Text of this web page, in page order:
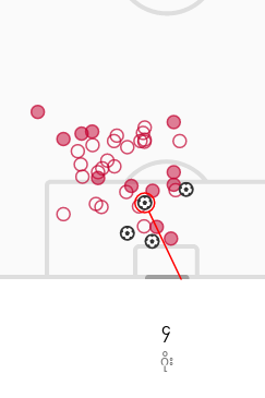
၄
ဂိုး